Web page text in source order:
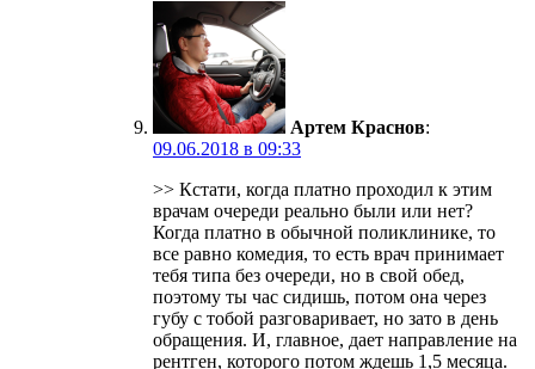
Артем Краснов:
09.06.2018 в 09:33
>> Кстати, когда платно проходил к этим
врачам очереди реально были или нет?
Когда платно в обычной поликлинике, то
все равно комедия, то есть врач принимает
тебя типа без очереди, но в свой обед,
поэтому ты час сидишь, потом она через
губу с тобой разговаривает, но зато в день
обращения. И, главное, дает направление на
рентген, которого потом ждешь 1,5 месяца.